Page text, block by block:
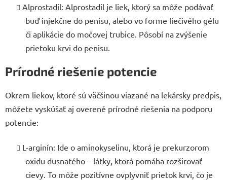
Alprostadil: Alprostadil je liek, ktorý sa môže podávať
buď injekčne do penisu, alebo vo forme liečivého gélu
či aplikácie do močovej trubice. Pôsobí na zvýšenie
prietoku krvi do penisu.
Prírodné riešenie potencie
Okrem liekov, ktoré sú väčšinou viazané na lekársky predpis,
môžete vyskúšať aj overené prírodné riešenia na podporu
potencie:
L-arginín: Ide o aminokyselinu, ktorá je prekurzorom
oxidu dusnatého – látky, ktorá pomáha rozširovať
cievy. To môže pozitívne ovplyvniť prietok krvi, čo je